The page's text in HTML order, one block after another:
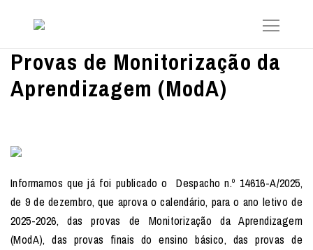
Provas de Monitorização da
Aprendizagem (ModA)
Informamos que já foi publicado o Despacho n.º 14616-A/2025,
de 9 de dezembro, que aprova o calendário, para o ano letivo de
2025-2026, das provas de Monitorização da Aprendizagem
(ModA), das provas finais do ensino básico, das provas de